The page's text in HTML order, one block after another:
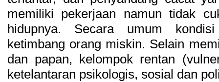
memiliki pekerjaan namun tidak
hidupnya. Secara umum
ketimbang orang miskin. Selain
dan papan, kelompok rentan
ketelantaran psikologis, sosial dan